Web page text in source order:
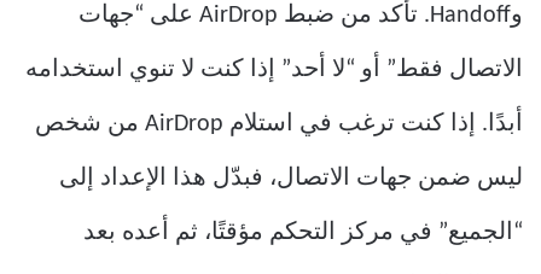
وHandoff. تأكد من ضبط AirDrop على “جهات
الاتصال فقط” أو “لا أحد” إذا كنت لا تنوي استخدامه
أبدًا. إذا كنت ترغب في استلام AirDrop من شخص
ليس ضمن جهات الاتصال، فبدّل هذا الإعداد إلى
“الجميع” في مركز التحكم مؤقتًا، ثم أعده بعد